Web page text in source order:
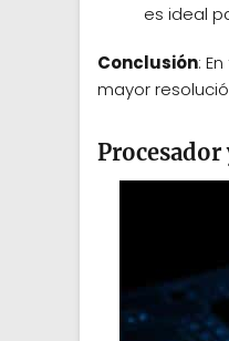
es ideal
Conclusión:
mayor